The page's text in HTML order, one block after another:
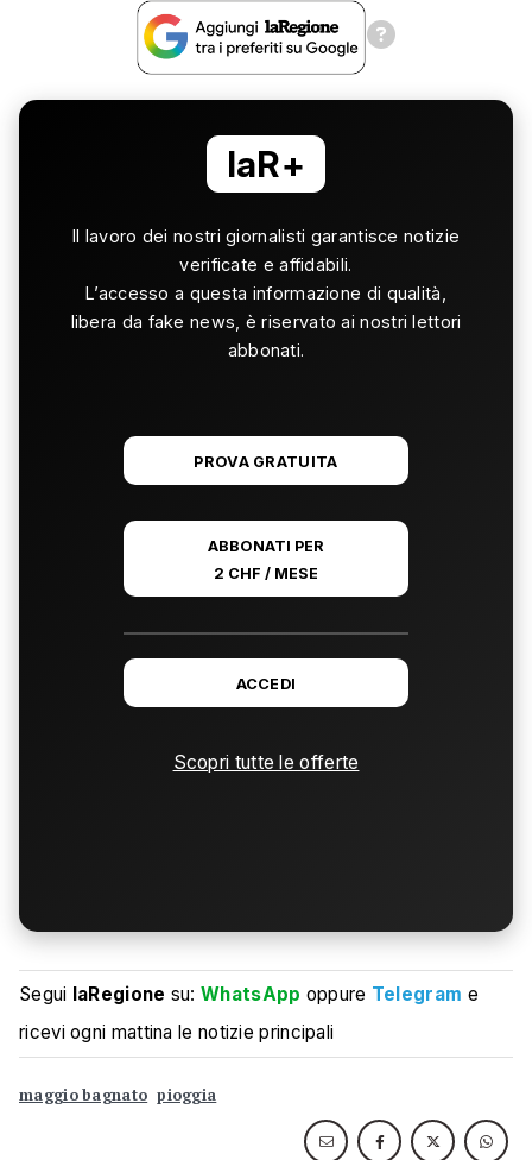
laR+
Il lavoro dei nostri giornalisti garantisce notizie
verificate e affidabili.
L’accesso a questa informazione di qualità,
libera da fake news, è riservato ai nostri lettori
abbonati.
PROVA GRATUITA
ABBONATI PER
2 CHF / MESE
ACCEDI
Scopri tutte le offerte
Segui laRegione su:WhatsApp oppure Telegram e
ricevi ogni mattina le notizie principali
maggio bagnato pioggia